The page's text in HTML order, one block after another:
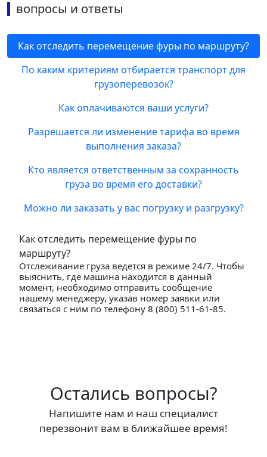
вопросы и ответы
Как отследить перемещение фуры по маршруту?
По каким критериям отбирается транспорт для
грузоперевозок?
Как оплачиваются ваши услуги?
Разрешается ли изменение тарифа во время
выполнения заказа?
Кто является ответственным за сохранность
груза во время его доставки?
Можно ли заказать у вас погрузку и разгрузку?
Как отследить перемещение фуры по
маршруту?
Отслеживание груза ведется в режиме 24/7. Чтобы
выяснить, где машина находится в данный
момент, необходимо отправить сообщение
нашему менеджеру, указав номер заявки или
связаться с ним по телефону 8 (800) 511-61-85.
Остались вопросы?
Напишите нам и наш специалист
перезвонит вам в ближайшее время!